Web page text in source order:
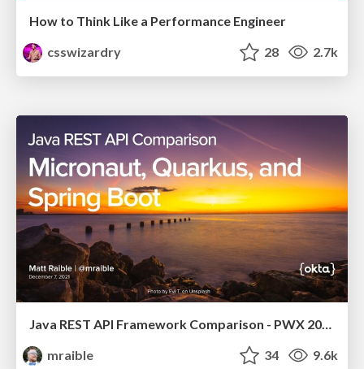
How to Think Like a Performance Engineer
csswizardry
28 2.7k
mraible
34 9.6k